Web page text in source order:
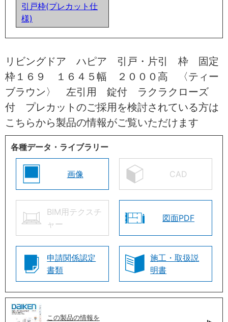
引戸枠(プレカット仕
様)
リビングドア ハピア 引戸・片引 枠 固定
枠１６９ １６４５幅 ２０００高 〈ティー
ブラウン〉 左引用 錠付 ラクラクローズ
付 プレカットのご採用を検討されている方は
こちらから製品の情報がご覧いただけます
各種データ・ライブラリー
画像 CAD
BIM用テクスチ
ャー
図面PDF
申請関係認定
書類
施工・取扱説
明書
この製品の情報を